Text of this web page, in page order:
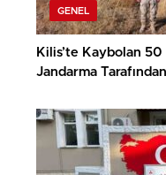
GENEL
Kilis’te Kaybolan
Jandarma